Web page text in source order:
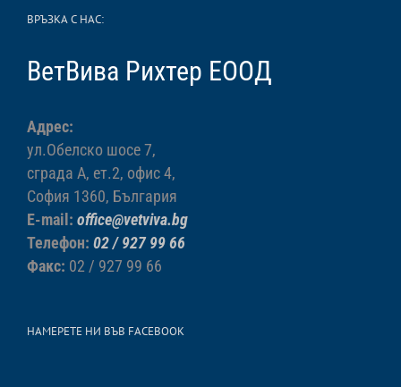
ВРЪЗКА С НАС:
ВетВива Рихтер ЕООД
Адрес:
ул.Обелско шосе 7,
сграда А, ет.2, офис 4,
София 1360, България
E-mail: office@vetviva.bg
Телефон: 02 / 927 99 66
Факс: 02 / 927 99 66
НАМЕРЕТЕ НИ ВЪВ FACEBOOK